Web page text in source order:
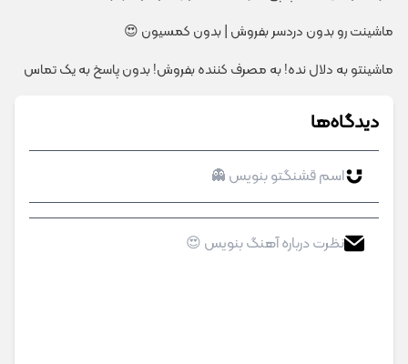
ماشینت رو بدون دردسر بفروش | بدون کمسیون 😍
ماشینتو به دلال نده! به مصرف کننده بفروش! بدون پاسخ به یک تماس
دیدگاه‌ها